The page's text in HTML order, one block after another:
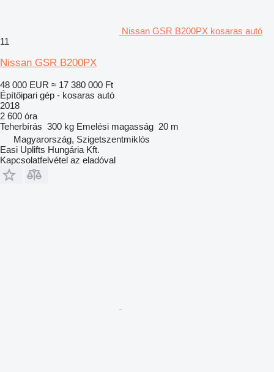
Nissan GSR B200PX kosaras autó
11
Nissan GSR B200PX
48 000 EUR ≈ 17 380 000 Ft
Építőipari gép - kosaras autó
2018
2 600 óra
Teherbírás 300 kg Emelési magasság 20 m
Magyarország, Szigetszentmiklós
Easi Uplifts Hungária Kft.
Kapcsolatfelvétel az eladóval